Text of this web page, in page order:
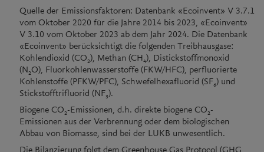
Quelle der Emissionsfaktoren: Datenbank «Ecoinvent» V 3.7.1
vom Oktober 2020 für die Jahre 2014 bis 2023, «Ecoinvent»
V 3.10 vom Oktober 2023 ab dem Jahr 2024. Die Datenbank
«Ecoinvent» berücksichtigt die folgenden Treibhausgase:
Kohlendioxid (CO2), Methan (CH4), Distickstoffmonoxid
(N2O), Fluorkohlenwasserstoffe (FKW/HFC), perfluorierte
Kohlenstoffe (PFKW/PFC), Schwefelhexafluorid (SF6) und
Stickstofftrifluorid (NF3).
Biogene CO2-Emissionen, d.h. direkte biogene CO2-
Emissionen aus der Verbrennung oder dem biologischen
Abbau von Biomasse, sind bei der LUKB unwesentlich.
Die Bilanzierung folgt dem Greenhouse Gas Protocol (GHG